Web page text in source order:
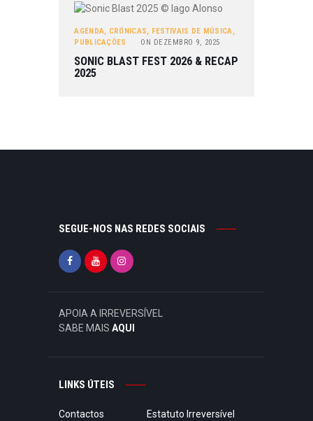
AGENDA, CRÓNICAS, FESTIVAIS DE MÚSICA,
PUBLICAÇÕES
ON DEZEMBRO 9, 2025
SONIC BLAST FEST 2026 & RECAP
2025
SEGUE-NOS NAS REDES SOCIAIS
APOIA A IRREVERSÍVEL
SABE MAIS AQUI
LINKS ÚTEIS
Contactos
Estatuto Irreversível